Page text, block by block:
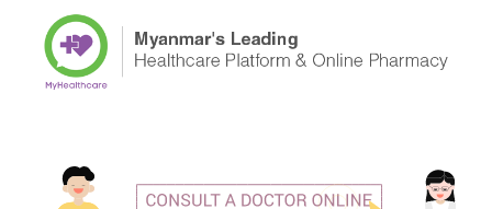
content